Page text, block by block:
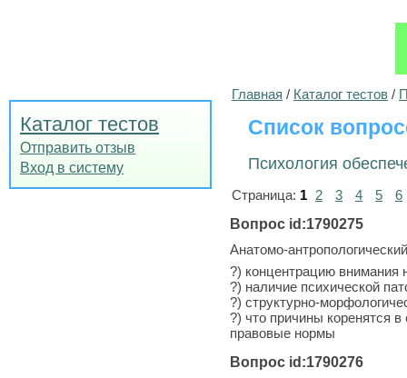
Каталог тестов
Отправить отзыв
Вход в систему
Главная / Каталог тестов /
Список
Психология
Страница: 1 2 3 4 5
6
Вопрос id:1790275
Анатомо-
?) концентрацию внимания
?) наличие психической
?) структурно-
?) что причины коренятся
правовые нормы
Вопрос id:1790276